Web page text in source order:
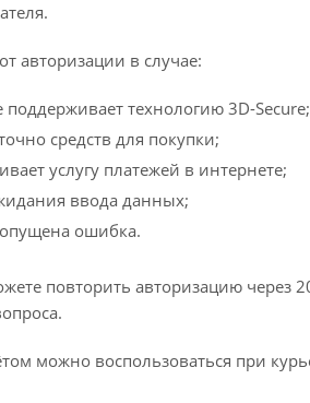
авторизации в случае:
технологию 3D-Secure;
средств для покупки;
услугу платежей в интернете;
ввода данных;
ошибка.
повторить авторизацию через
можно воспользоваться при